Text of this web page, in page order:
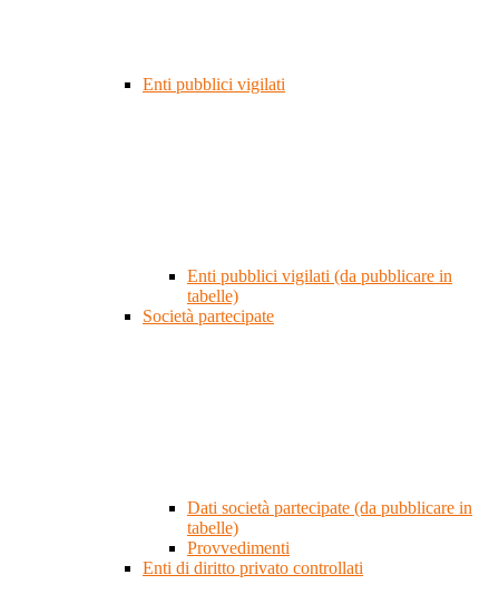
Enti pubblici vigilati
Enti pubblici vigilati (da pubblicare in
tabelle)
Società partecipate
Dati società partecipate (da pubblicare in
tabelle)
Provvedimenti
Enti di diritto privato controllati